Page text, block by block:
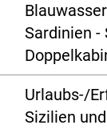
Sardinien -
Urlaubs-/
Sizilien